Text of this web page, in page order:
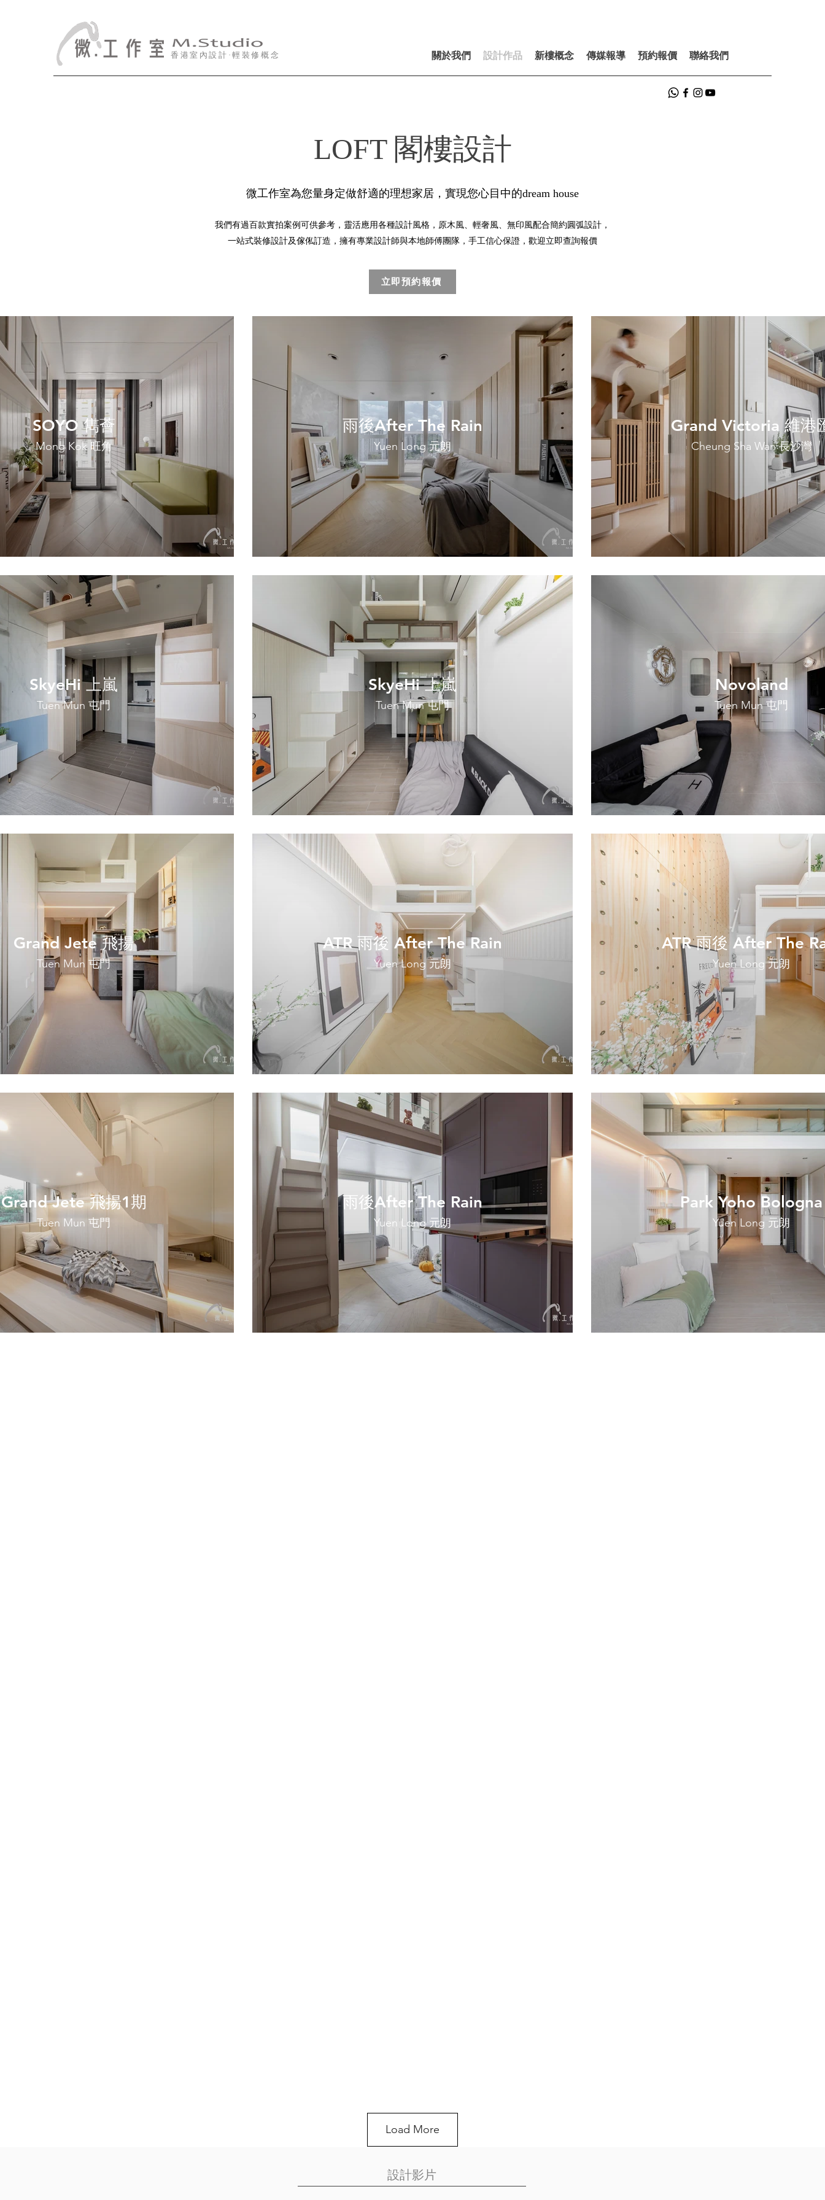
香港室內設計·輕裝修概念 關於我們 設計作品 新樓概念 傳媒報導 預約報價 聯絡我們
LOFT 閣樓設計
微工作室為您量身定做舒適的理想家居，實現您心目中的dream house
我們有過百款實拍案例可供參考，靈活應用各種設計風格，原木風、輕奢風、無印風配合簡約圓弧設計，
一站式裝修設計及傢俬訂造，擁有專業設計師與本地師傅團隊，手工信心保證，歡迎立即查詢報價
立即預約報價
SOYO 雋薈
Mong Kok 旺角
雨後After The Rain
Yuen Long 元朗
Grand Victoria 維港
Cheung Sha Wan 長沙灣
SkyeHi 上嵐
Tuen Mun 屯門
SkyeHi 上嵐
Tuen Mun 屯門
Novoland
Tuen Mun 屯門
Grand Jete 飛揚
Tuen Mun 屯門
ATR 雨後 After The Rain
Yuen Long 元朗
ATR 雨後 After The
Yuen Long 元朗
Grand Jete 飛揚1期
Tuen Mun 屯門
雨後After The Rain
Yuen Long 元朗
Park Yoho Bologna
Yuen Long 元朗
Load More
設計影片